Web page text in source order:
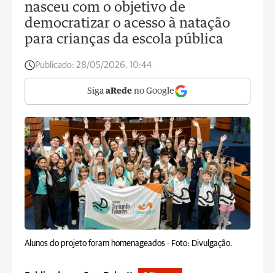
nasceu com o objetivo de
democratizar o acesso à natação
para crianças da escola pública
Publicado: 28/05/2026, 10:44
Siga aRede no Google
Alunos do projeto foram homenageados - Foto: Divulgação.